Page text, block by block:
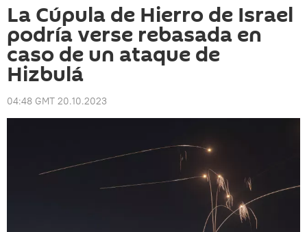
La Cúpula de Hierro de Israel
podría verse rebasada en
caso de un ataque de
Hizbulá
04:48 GMT 20.10.2023